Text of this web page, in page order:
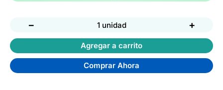
− 1 unidad +
Agregar a carrito
Comprar Ahora